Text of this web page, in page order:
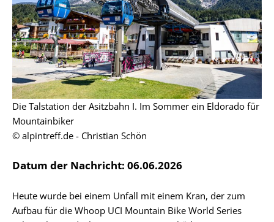
Die Talstation der Asitzbahn I. Im Sommer ein Eldorado für
Mountainbiker
© alpintreff.de - Christian Schön
Datum der Nachricht: 06.06.2026
Heute wurde bei einem Unfall mit einem Kran, der zum
Aufbau für die Whoop UCI Mountain Bike World Series